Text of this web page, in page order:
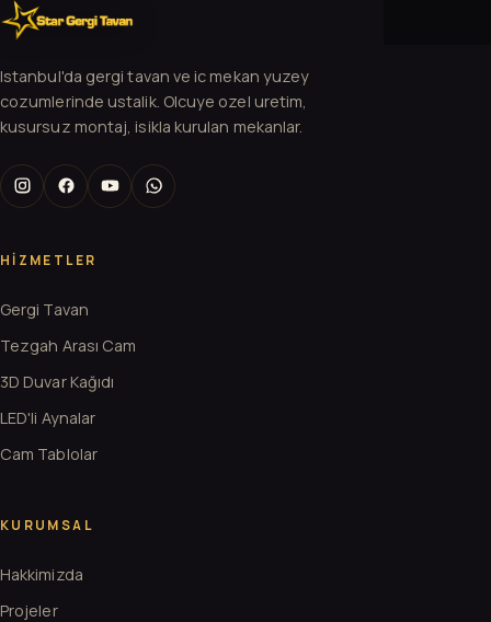
Istanbul'da gergi tavan ve ic mekan yuzey
cozumlerinde ustalik. Olcuye ozel uretim,
kusursuz montaj, isikla kurulan mekanlar.
HIZMETLER
Gergi Tavan
Tezgah Arası Cam
3D Duvar Kağıdı
LED'li Aynalar
Cam Tablolar
KURUMSAL
Hakkimizda
Projeler